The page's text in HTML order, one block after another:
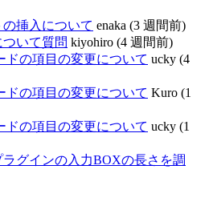
挿入について enaka (3 週間前)
いて質問 kiyohiro (4 週間前)
ドの項目の変更について ucky (4
ドの項目の変更について Kuro (1
ドの項目の変更について ucky (1
ラグインの入力BOXの長さを調